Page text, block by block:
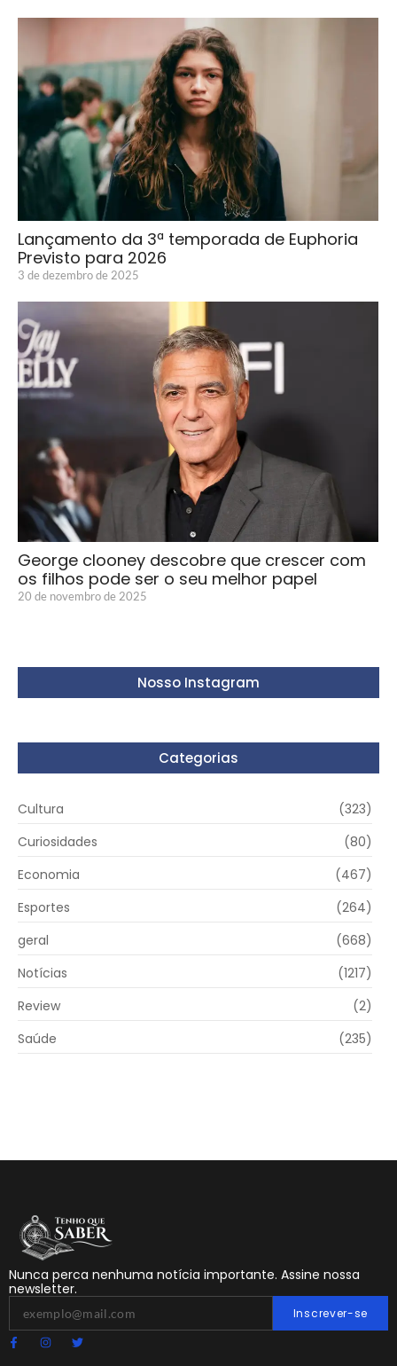
Lançamento da 3ª temporada de Euphoria
Previsto para 2026
3 de dezembro de 2025
George clooney descobre que crescer com
os filhos pode ser o seu melhor papel
20 de novembro de 2025
Nosso Instagram
Categorias
Cultura
(323)
Curiosidades
(80)
Economia
(467)
Esportes
(264)
geral
(668)
Notícias
(1217)
Review
(2)
Saúde
(235)
Nunca perca nenhuma notícia importante. Assine nossa
newsletter.
Inscrever-se